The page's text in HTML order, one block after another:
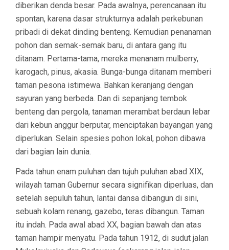
diberikan denda besar. Pada awalnya, perencanaan itu
spontan, karena dasar strukturnya adalah perkebunan
pribadi di dekat dinding benteng. Kemudian penanaman
pohon dan semak-semak baru, di antara gang itu
ditanam. Pertama-tama, mereka menanam mulberry,
karogach, pinus, akasia. Bunga-bunga ditanam memberi
taman pesona istimewa. Bahkan keranjang dengan
sayuran yang berbeda. Dan di sepanjang tembok
benteng dan pergola, tanaman merambat berdaun lebar
dari kebun anggur berputar, menciptakan bayangan yang
diperlukan. Selain spesies pohon lokal, pohon dibawa
dari bagian lain dunia.
Pada tahun enam puluhan dan tujuh puluhan abad XIX,
wilayah taman Gubernur secara signifikan diperluas, dan
setelah sepuluh tahun, lantai dansa dibangun di sini,
sebuah kolam renang, gazebo, teras dibangun. Taman
itu indah. Pada awal abad XX, bagian bawah dan atas
taman hampir menyatu. Pada tahun 1912, di sudut jalan